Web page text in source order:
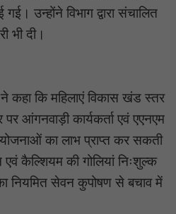
उन्होंने विभाग द्वारा संचालित
भी दी।
कहा कि महिलाएं विकास खंड स्तर
आंगनवाड़ी कार्यकर्ता एवं एएनएम
का लाभ प्राप्त कर सकती
कैल्शियम की गोलियां निःशुल्क
नियमित सेवन कुपोषण से बचाव में